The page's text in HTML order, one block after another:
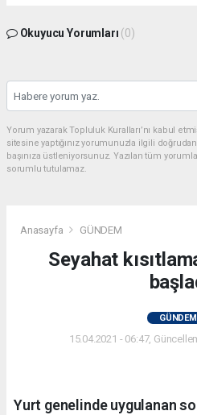
Okuyucu Yorumları (0)
Yorum yazarak Topluluk Kuralları’nı kabul
sitesine yaptığınız yorumunuzla ilgili
başınıza üstleniyorsunuz. Yazılan tüm
sorumlu tutulamaz.
Anasayfa GÜNDEM
Seyahat
GÜNDEM
15.04.2021 - 06:47,
Yurt genelinde uygulanan